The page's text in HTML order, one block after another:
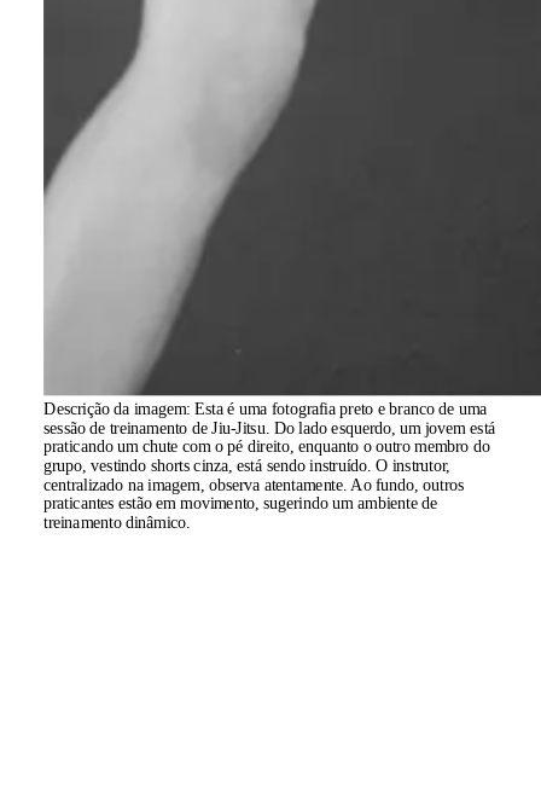
Descrição da imagem:Esta é uma fotografia preto e branco de uma
sessão de treinamento de Jiu-Jitsu. Do lado esquerdo, um jovem está
praticando um chute com o pé direito, enquanto o outro membro do
grupo, vestindo shorts cinza, está sendo instruído. O instrutor,
centralizado na imagem, observa atentamente. Ao fundo, outros
praticantes estão em movimento, sugerindo um ambiente de
treinamento dinâmico.